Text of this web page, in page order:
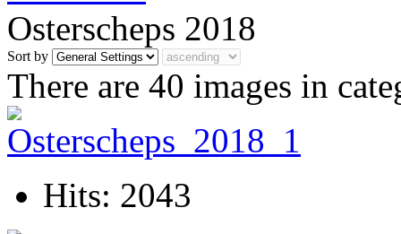
Osterscheps 2018
Sort by
There are 40 images in
Hits: 2043